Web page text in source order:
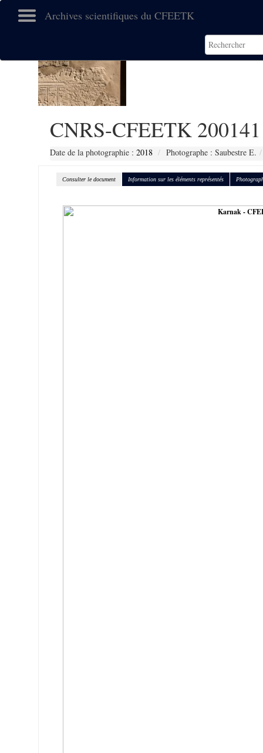
Archives scientifiques du CFEETK
CNRS-CFEETK 200141
Date de la photographie : 2018 Photographe : Saubestre E.
Consulter le document Information sur les éléments représentés